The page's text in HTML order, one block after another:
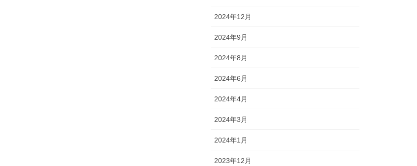
2024年12月
2024年9月
2024年8月
2024年6月
2024年4月
2024年3月
2024年1月
2023年12月